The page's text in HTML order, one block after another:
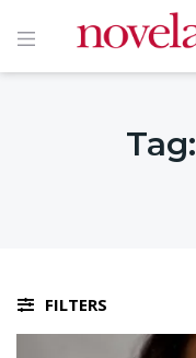
Tag:
FILTERS